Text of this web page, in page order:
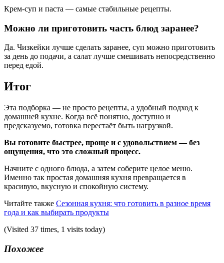
Крем-суп и паста — самые стабильные рецепты.
Можно ли приготовить часть блюд заранее?
Да. Чизкейки лучше сделать заранее, суп можно приготовить
за день до подачи, а салат лучше смешивать непосредственно
перед едой.
Итог
Эта подборка — не просто рецепты, а удобный подход к
домашней кухне. Когда всё понятно, доступно и
предсказуемо, готовка перестаёт быть нагрузкой.
Вы готовите быстрее, проще и с удовольствием — без
ощущения, что это сложный процесс.
Начните с одного блюда, а затем соберите целое меню.
Именно так простая домашняя кухня превращается в
красивую, вкусную и спокойную систему.
Читайте также Сезонная кухня: что готовить в разное время
года и как выбирать продукты
(Visited 37 times, 1 visits today)
Похожее